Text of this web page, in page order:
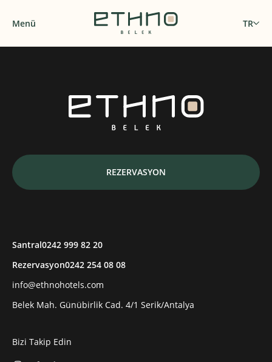
Menü TR
REZERVASYON
Santral0242 999 82 20
Rezervasyon0242 254 08 08
info@ethnohotels.com
Belek Mah. Günübirlik Cad. 4/1 Serik/Antalya
Bizi Takip Edin